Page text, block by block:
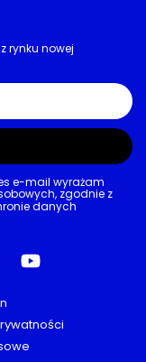
rynku nowej
e-mail wyrażam
zgodnie z
danych